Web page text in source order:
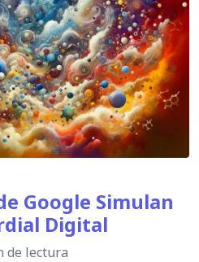
Google Simulan
Digital
de lectura